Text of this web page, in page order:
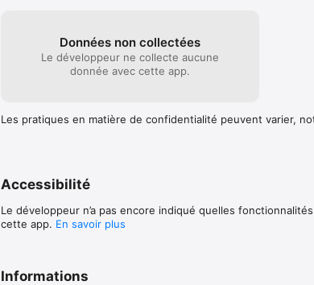
Données non collectées
Le développeur ne collecte aucune
donnée avec cette app.
Les pratiques en matière de confidentialité peuvent varier,
Accessibilité
Le développeur n’a pas encore indiqué quelles
cette app. En savoir plus
Informations